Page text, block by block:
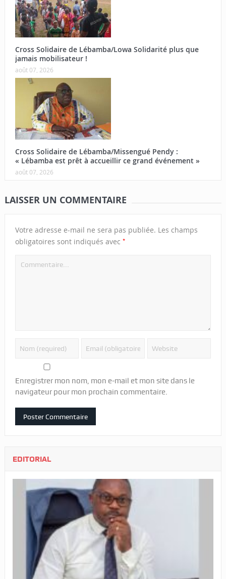
Cross Solidaire de Lébamba/Lowa Solidarité plus que
jamais mobilisateur !
août 07, 2026
Cross Solidaire de Lébamba/Missengué Pendy :
« Lébamba est prêt à accueillir ce grand événement »
août 07, 2026
LAISSER UN COMMENTAIRE
Votre adresse e-mail ne sera pas publiée. Les champs
obligatoires sont indiqués avec *
Enregistrer mon nom, mon e-mail et mon site dans le
navigateur pour mon prochain commentaire.
EDITORIAL